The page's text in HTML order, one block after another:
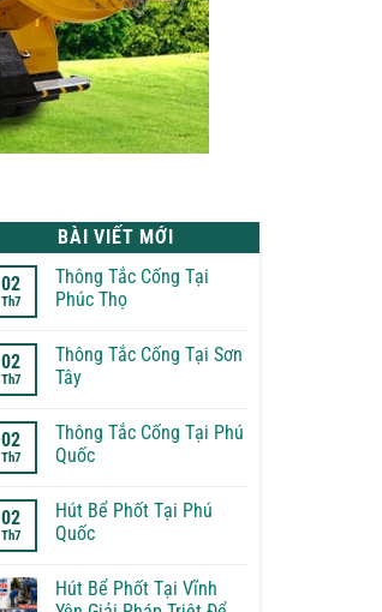
BÀI VIẾT MỚI
02
Th7
Thông Tắc Cống Tại
Phúc Thọ
bình
luận
ở
Cống
Tại
Phúc
02
Th7
Thông Tắc Cống Tại Sơn
Tây
bình
luận
ở
Cống
Tại
Sơn
02
Th7
Thông Tắc Cống Tại Phú
Quốc
bình
luận
ở
Cống
Tại
02
Th7
Hút Bể Phốt Tại Phú
Quốc
bình
luận
Hút Bể Phốt Tại Vĩnh